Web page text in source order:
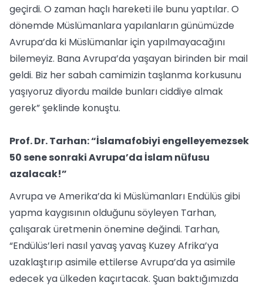
geçirdi. O zaman haçlı hareketi ile bunu yaptılar. O
dönemde Müslümanlara yapılanların günümüzde
Avrupa’da ki Müslümanlar için yapılmayacağını
bilemeyiz. Bana Avrupa’da yaşayan birinden bir mail
geldi. Biz her sabah camimizin taşlanma korkusunu
yaşıyoruz diyordu mailde bunları ciddiye almak
gerek” şeklinde konuştu.
Prof. Dr. Tarhan: “İslamafobiyi engelleyemezsek
50 sene sonraki Avrupa’da İslam nüfusu
azalacak!”
Avrupa ve Amerika’da ki Müslümanları Endülüs gibi
yapma kaygısının olduğunu söyleyen Tarhan,
çalışarak üretmenin önemine değindi. Tarhan,
“Endülüs’leri nasıl yavaş yavaş Kuzey Afrika’ya
uzaklaştırıp asimile ettilerse Avrupa’da ya asimile
edecek ya ülkeden kaçırtacak. Şuan baktığımızda